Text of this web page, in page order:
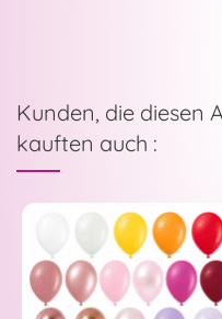
Kunden, die diesen
kauften auch :